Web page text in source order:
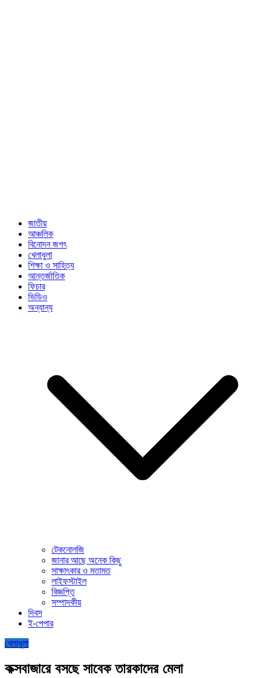
জাতীয়
আঞ্চলিক
বিনোদন জগৎ
খেলাধুলা
শিক্ষা ও সাহিত্য
আন্তর্জাতিক
ফিচার
ভিডিও
অন্যান্য
টেকনোলজি
জানার আছে অনেক কিছু
সাক্ষাৎকার ও মতামত
লাইফস্টাইল
বিজ্ঞপ্তি
সম্পাদকীয়
দিবস
ই-পেপার
খেলাধুলা
কক্সবাজারে বসছে সাবেক তারকাদের মেলা